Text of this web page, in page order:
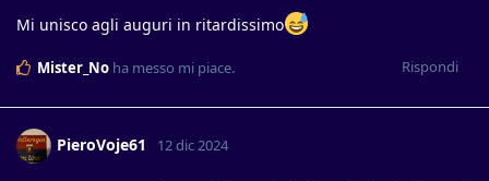
Mi unisco agli auguri in ritardissimo
Rispondi
Mister_No ha messo mi piace.
PieroVoje61 12 dic 2024